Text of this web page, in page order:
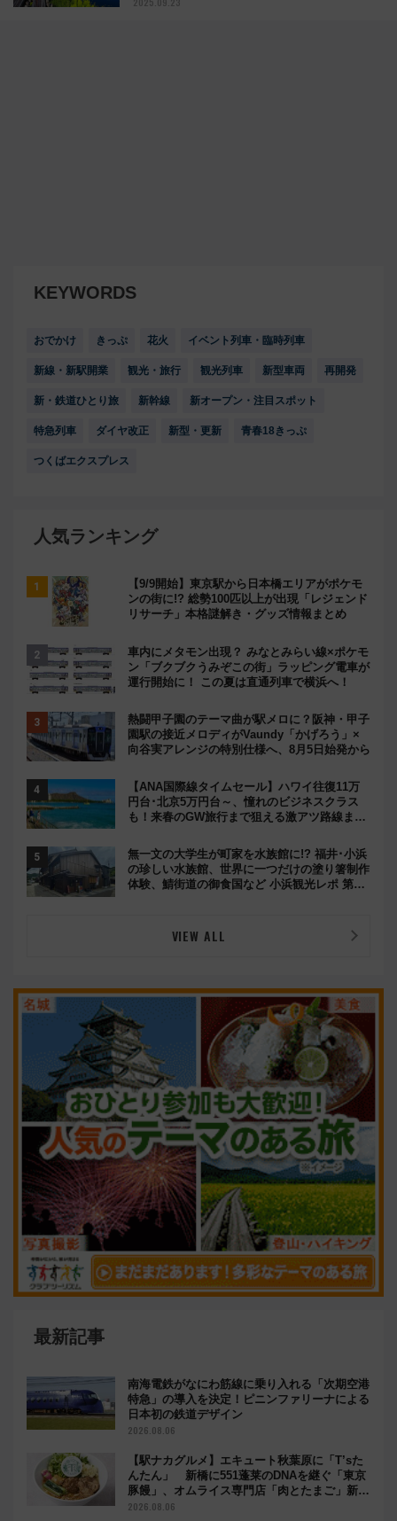
KEYWORDS
おでかけ きっぷ 花火 イベント列車・臨時列車
新線・新駅開業 観光・旅行 観光列車 新型車両 再開発
新・鉄道ひとり旅 新幹線 新オープン・注目スポット
特急列車 ダイヤ改正 新型・更新 青春18きっぷ
つくばエクスプレス
人気ランキング
【9/9開始】東京駅から日本橋エリアがポケモ
ンの街に!? 総勢100匹以上が出現「レジェンド
リサーチ」本格謎解き・グッズ情報まとめ
車内にメタモン出現？ みなとみらい線×ポケモ
ン「ブクブクうみぞこの街」ラッピング電車が
運行開始に！ この夏は直通列車で横浜へ！
熱闘甲子園のテーマ曲が駅メロに？阪神・甲子
園駅の接近メロディがVaundy「かげろう」×
向谷実アレンジの特別仕様へ、8月5日始発から
【ANA国際線タイムセール】ハワイ往復11万
円台･北京5万円台～、憧れのビジネスクラス
も！来春のGW旅行まで狙える激アツ路線まと
無一文の大学生が町家を水族館に!? 福井･小浜
の珍しい水族館、世界に一つだけの塗り箸制作
体験、鯖街道の御食国など 小浜観光レポ 第2
VIEW ALL
最新記事
南海電鉄がなにわ筋線に乗り入れる「次期空港
特急」の導入を決定！ピニンファリーナによる
日本初の鉄道デザイン
2026.08.06
【駅ナカグルメ】エキュート秋葉原に「T’sた
んたん」 新橋に551蓬莱のDNAを継ぐ「東京
豚饅」、オムライス専門店「肉とたまご」新グ
ルメ続々登場！【2026年8月】
2026.08.06